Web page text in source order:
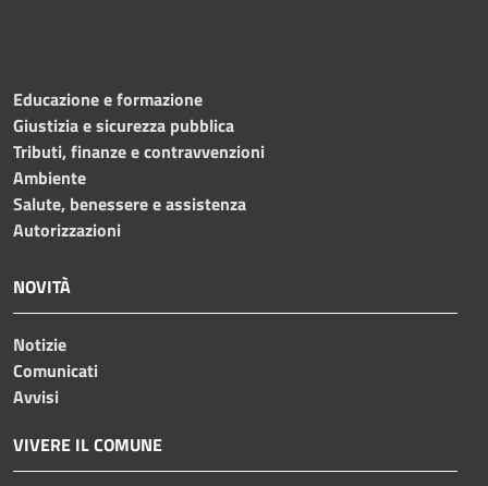
Educazione e formazione
Giustizia e sicurezza pubblica
Tributi, finanze e contravvenzioni
Ambiente
Salute, benessere e assistenza
Autorizzazioni
NOVITÀ
Notizie
Comunicati
Avvisi
VIVERE IL COMUNE